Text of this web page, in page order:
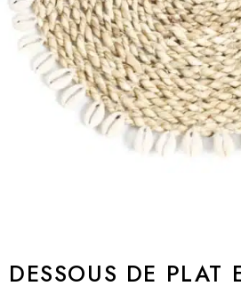
DESSOUS DE PLAT